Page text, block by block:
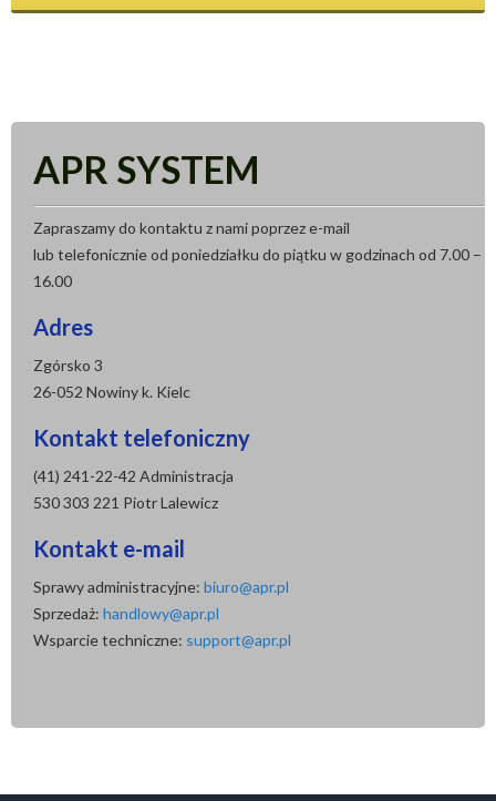
APR SYSTEM
Zapraszamy do kontaktu z nami poprzez e-mail
lub telefonicznie od poniedziałku do piątku w godzinach od 7.00 –
16.00
Adres
Zgórsko 3
26-052 Nowiny k. Kielc
Kontakt telefoniczny
(41) 241-22-42 Administracja
530 303 221 Piotr Lalewicz
Kontakt e-mail
Sprawy administracyjne: biuro@apr.pl
Sprzedaż: handlowy@apr.pl
Wsparcie techniczne: support@apr.pl